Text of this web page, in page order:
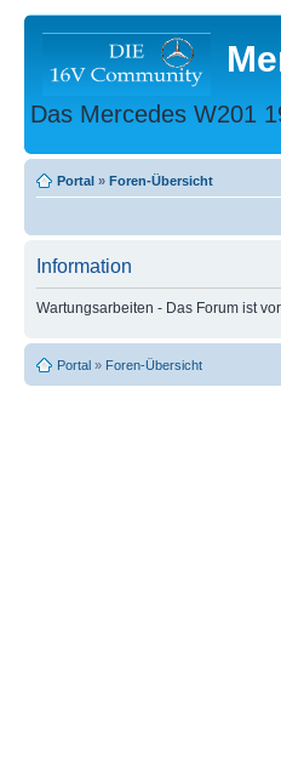
Das Mercedes W201
Portal » Foren-Übersicht
Information
Wartungsarbeiten - Das Forum ist
Portal » Foren-Übersicht